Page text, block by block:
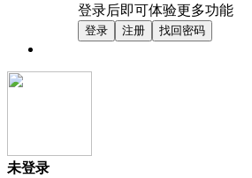
登录后即可体验更多功能
登录 注册 找回密码
未登录